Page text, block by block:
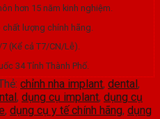
hơn 15 năm kinh nghiệm.
lượng chính hãng.
(Kể cả T7/CN/Lễ).
34 Tỉnh Thành Phố.
chỉnh nha implant, dental ,
, dụng cụ implant, dụng cụ
, dụng cụ y tế chính hãng, dụng